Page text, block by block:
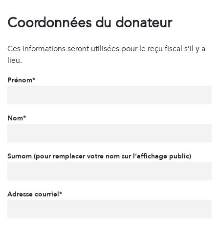
Coordonnées du donateur
Ces informations seront utilisées pour le reçu fiscal s’il y a
lieu.
Prénom*
Nom*
Surnom (pour remplacer votre nom sur l’affichage public)
Adresse courriel*